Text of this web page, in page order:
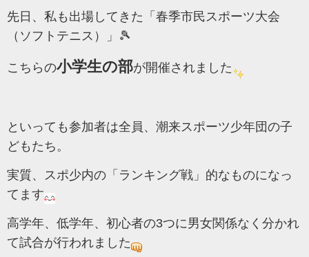
先日、私も出場してきた「春季市民スポーツ大会
（ソフトテニス）」🎾
こちらの小学生の部が開催されました
といっても参加者は全員、潮来スポーツ少年団の子
どもたち。
実質、スポ少内の「ランキング戦」的なものになっ
てます
高学年、低学年、初心者の3つに男女関係なく分かれ
て試合が行われました